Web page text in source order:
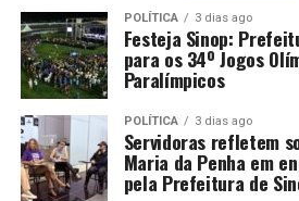
POLÍTICA 3 dias ago
Festeja Sinop:
para os 34º Jogos
Paralímpicos
POLÍTICA 3 dias ago
Servidoras refletem
Maria da Penha em
pela Prefeitura de